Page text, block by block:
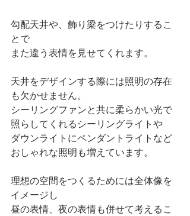
勾配天井や、飾り梁をつけたりするこ
とで
また違う表情を見せてくれます。
天井をデザインする際には照明の存在
も欠かせません。
シーリングファンと共に柔らかい光で
照らしてくれるシーリングライトや
ダウンライトにペンダントライトなど
おしゃれな照明も増えています。
理想の空間をつくるためには全体像を
イメージし
昼の表情、夜の表情も併せて考えるこ